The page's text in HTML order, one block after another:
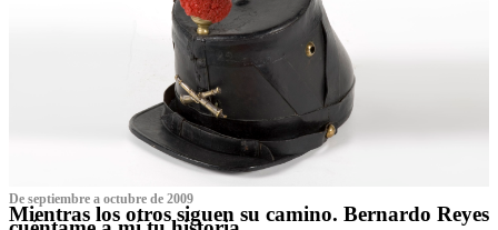
De septiembre a octubre de 2009
Mientras los otros siguen su camino. Bernardo Reyes